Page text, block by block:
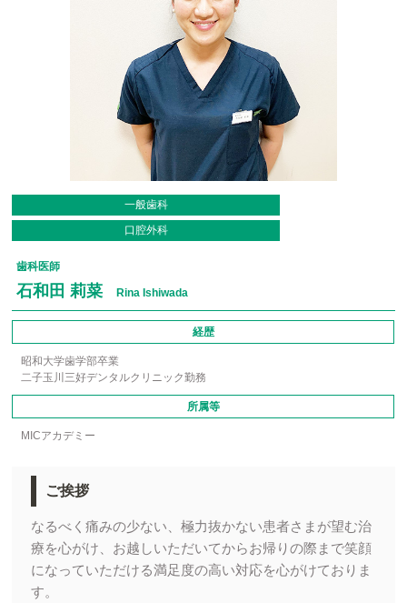
一般歯科
口腔外科
歯科医師
石和田 莉菜 Rina Ishiwada
経歴
昭和大学歯学部卒業
二子玉川三好デンタルクリニック勤務
所属等
MICアカデミー
ご挨拶
なるべく痛みの少ない、極力抜かない患者さまが望む治
療を心がけ、お越しいただいてからお帰りの際まで笑顔
になっていただける満足度の高い対応を心がけておりま
す。